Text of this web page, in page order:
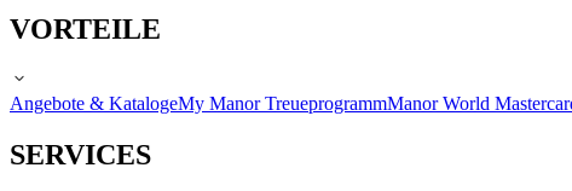
VORTEILE
Angebote & KatalogeMy Manor TreueprogrammManor World
SERVICES